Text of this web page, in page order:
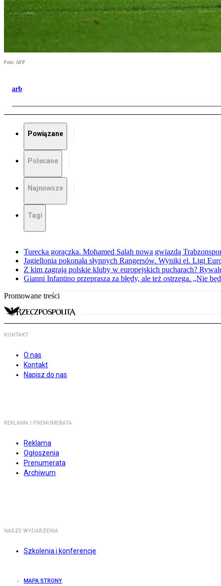
Foto: AFP
arb
Powiązane
Polecane
Najnowsze
Tagi
Turecka gorączka. Mohamed Salah nową gwiazdą
Jagiellonia pokonała słynnych Rangersów. Wyniki el. Ligi
Z kim zagrają polskie kluby w europejskich pucharach?
Gianni Infantino przeprasza za błędy, ale też ostrzega. „Nie
Promowane treści
KONTAKT
O nas
Kontakt
Napisz do nas
REKLAMA I PRENUMERATA
Reklama
Ogłoszenia
Prenumerata
Archiwum
NASZE WYDARZENIA
Szkolenia i konferencje
MAPA STRONY